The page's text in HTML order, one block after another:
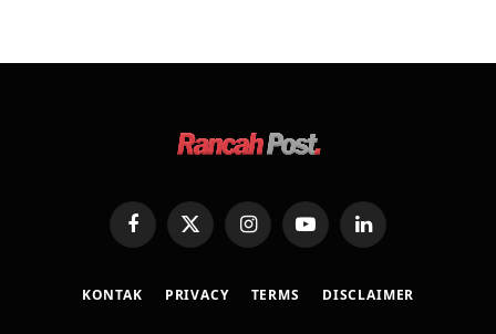
FacebookX
(Twitter)
InstagramYouTubeLinkedIn
KONTAK PRIVACY TERMS DISCLAIMER